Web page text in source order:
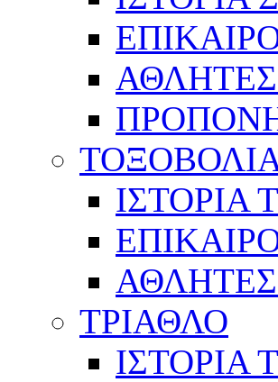
ΙΣΤΟΡΙΑ
ΤΡΙΑΘΛΟ
ΙΣΤΟΡΙΑ